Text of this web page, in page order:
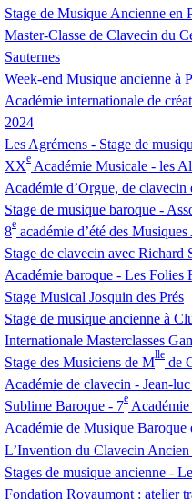
Stage de Musique Ancienne en
Master-Classe de Clavecin du
Sauternes
Week-end Musique ancienne à
Académie internationale de
2024
Les Agrémens - Stage de
XX
e
Académie Musicale - les
Académie d’Orgue, de
Stage de musique baroque -
8
e
académie d’été des
Stage de clavecin avec Richard
Académie baroque - Les Folies
Stage Musical Josquin des Prés
Stage de musique ancienne à
Internationale Masterclasses
Stage des Musiciens de M
lle
de
Académie de clavecin - Jean-
Sublime Baroque - 7
e
Académie
Académie de Musique
L’Invention du Clavecin Ancien
Stages de musique ancienne -
Fondation Royaumont : atelier